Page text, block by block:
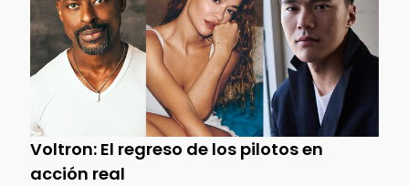
Voltron: El regreso de los pilotos en
acción real